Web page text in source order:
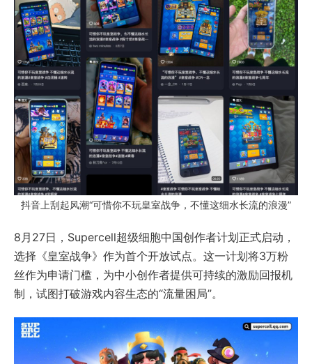
抖音上刮起风潮“可惜你不玩皇室战争，不懂这细水长流的浪漫”
8月27日，Supercell超级细胞中国创作者计划正式启动，
选择《皇室战争》作为首个开放试点。这一计划将3万粉
丝作为申请门槛，为中小创作者提供可持续的激励回报机
制，试图打破游戏内容生态的“流量困局”。